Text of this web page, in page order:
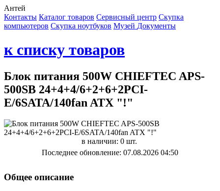
Антей
Контакты Каталог товаров Сервисный центр Cкупка
компьютеров Cкупка ноутбуков Музей Документы
к списку товаров
Блок питания 500W CHIEFTEC APS-
500SB 24+4+4/6+2+6+2PCI-
E/6SATA/140fan ATX "!"
в наличии: 0 шт.
Последнее обновление: 07.08.2026 04:50
Общее описание